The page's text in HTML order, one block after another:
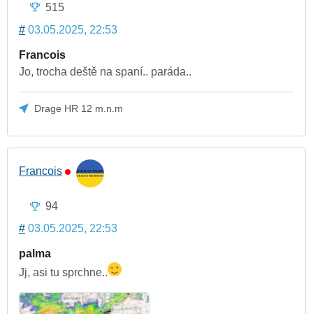
515
# 03.05.2025, 22:53
Francois
Jo, trocha deště na spaní.. paráda..
Drage HR 12 m.n.m
Francois
94
# 03.05.2025, 22:53
palma
Jj, asi tu sprchne..